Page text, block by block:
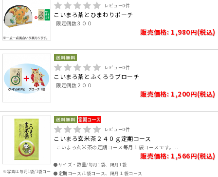
レビュー0件
こいまろ茶とひまわりポーチ
限定個数３００
販売価格: 1,980円(税込)
レビュー0件
こいまろ茶とふくろうブローチ
限定個数２００
販売価格: 1,200円(税込)
※写真は毎月1袋/1袋コー
レビュー0件
こいまろ玄米茶２４０ｇ定期コース
こいまろ玄米茶の定期コース毎月１袋コースです。 ..
販売価格: 1,566円(税込)
●サイズ・数量/毎月1袋、隔月1袋
●定期コース/1袋コース、隔月１袋コース